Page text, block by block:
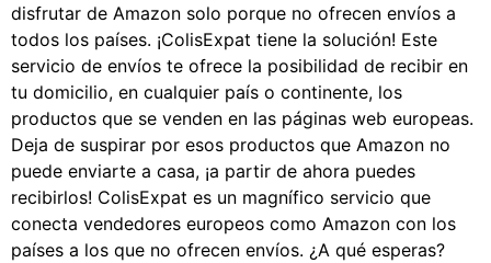
disfrutar de Amazon solo porque no ofrecen envíos a
todos los países. ¡ColisExpat tiene la solución! Este
servicio de envíos te ofrece la posibilidad de recibir en
tu domicilio, en cualquier país o continente, los
productos que se venden en las páginas web europeas.
Deja de suspirar por esos productos que Amazon no
puede enviarte a casa, ¡a partir de ahora puedes
recibirlos! ColisExpat es un magnífico servicio que
conecta vendedores europeos como Amazon con los
países a los que no ofrecen envíos. ¿A qué esperas?